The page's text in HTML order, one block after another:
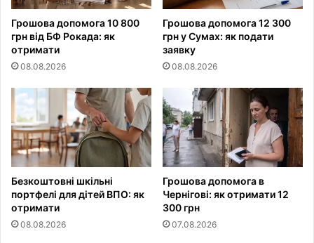
Грошова допомога 10 800
грн від БФ Рокада: як
отримати
08.08.2026
Грошова допомога 12 300
грн у Сумах: як подати
заявку
08.08.2026
Безкоштовні шкільні
портфелі для дітей ВПО: як
отримати
08.08.2026
Грошова допомога в
Чернігові: як отримати 12
300 грн
07.08.2026